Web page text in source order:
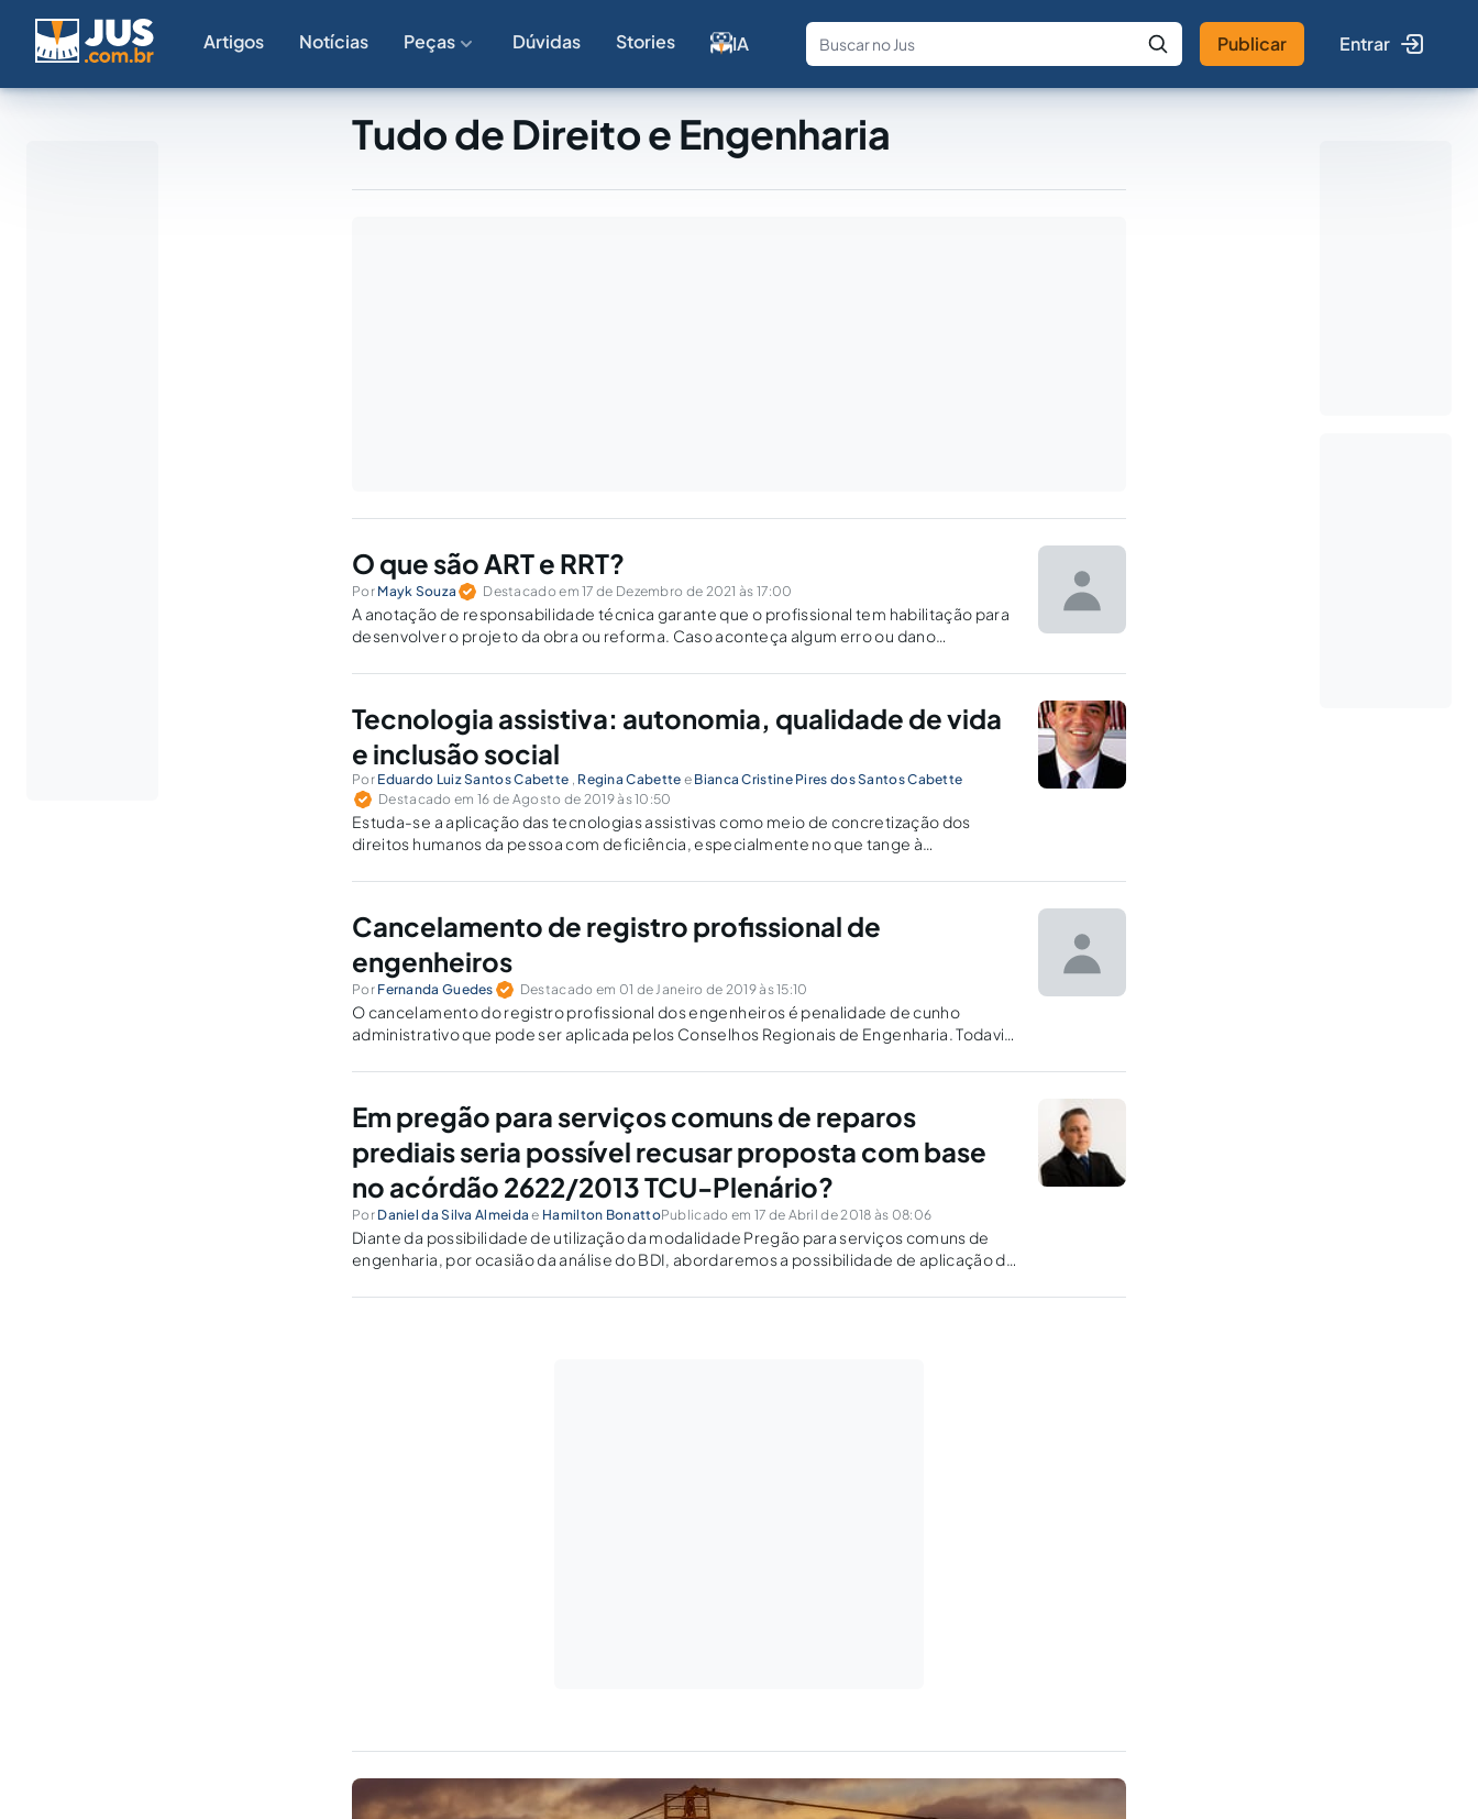
Artigos Notícias Peças Dúvidas Stories IA
Fale com a IA Buscar no Jus
Publicar Entrar
Tudo de Direito e Engenharia
O que são ART e RRT?
Por Mayk Souza Destacado em 17 de Dezembro de 2021 às 17:00
A anotação de responsabilidade técnica garante que o profissional tem habilitação para
desenvolver o projeto da obra ou reforma. Caso aconteça algum erro ou dano
Tecnologia assistiva: autonomia, qualidade de vida
e inclusão social
Por Eduardo Luiz Santos Cabette , Regina Cabette e Bianca Cristine Pires dos Santos Cabette
Destacado em 16 de Agosto de 2019 às 10:50
Estuda-se a aplicação das tecnologias assistivas como meio de concretização dos
direitos humanos da pessoa com deficiência, especialmente no que tange à
Cancelamento de registro profissional de
engenheiros
Por Fernanda Guedes Destacado em 01 de Janeiro de 2019 às 15:10
O cancelamento do registro profissional dos engenheiros é penalidade de cunho
administrativo que pode ser aplicada pelos Conselhos Regionais de Engenharia. Todavia,
Em pregão para serviços comuns de reparos
prediais seria possível recusar proposta com base
no acórdão 2622/2013 TCU-Plenário?
Por Daniel da Silva Almeida e Hamilton BonattoPublicado em 17 de Abril de 2018 às 08:06
Diante da possibilidade de utilização da modalidade Pregão para serviços comuns de
engenharia, por ocasião da análise do BDI, abordaremos a possibilidade de aplicação do